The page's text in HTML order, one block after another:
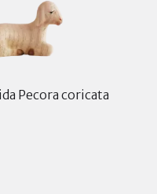
Pecora coricata